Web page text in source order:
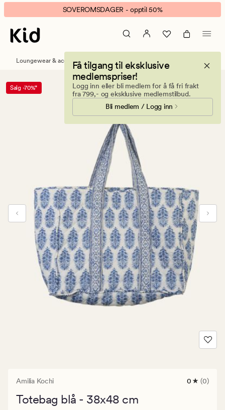
Amilia
Kochi
totebag
blå
banner.
Klikk
ESCAPE
pause.
SOVEROMSDAGER - opptil 50%
Få tilgang til eksklusive
medlemspriser!
Logg inn eller bli medlem for å få fri frakt
fra 799,- og eksklusive medlemstilbud.
Bli medlem / Logg inn
Loungewear & accessories Vesker og totebager
Salg -70%*
Amilia Kochi
0
0 (0)
Totebag blå - 38x48 cm